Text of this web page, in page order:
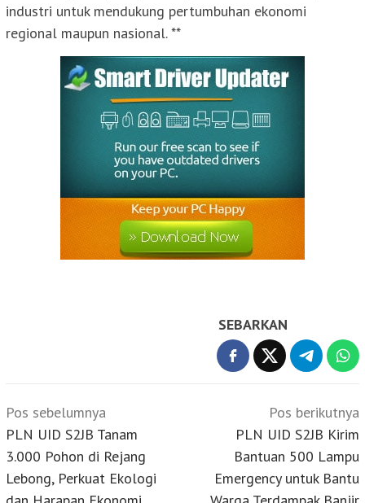
industri untuk mendukung pertumbuhan ekonomi
regional maupun nasional. **
SEBARKAN
Navigasi
pos
Pos sebelumnya
PLN UID S2JB Tanam
3.000 Pohon di Rejang
Lebong, Perkuat Ekologi
Pos berikutnya
PLN UID S2JB Kirim
Bantuan 500 Lampu
Emergency untuk Bantu